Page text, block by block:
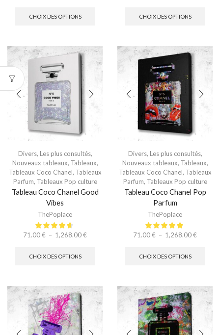
CHOIX DES OPTIONS CHOIX DES OPTIONS
Divers, Les plus consultés,
Nouveaux tableaux, Tableaux,
Tableaux Coco Chanel, Tableaux
Parfum, Tableaux Pop culture
Tableau Coco Chanel Good
Vibes
ThePoplace
71.00€ – 1,268.00€
CHOIX DES OPTIONS
Divers, Les plus consultés,
Nouveaux tableaux, Tableaux,
Tableaux Coco Chanel, Tableaux
Parfum, Tableaux Pop culture
Tableau Coco Chanel Pop
Parfum
ThePoplace
71.00€ – 1,268.00€
CHOIX DES OPTIONS